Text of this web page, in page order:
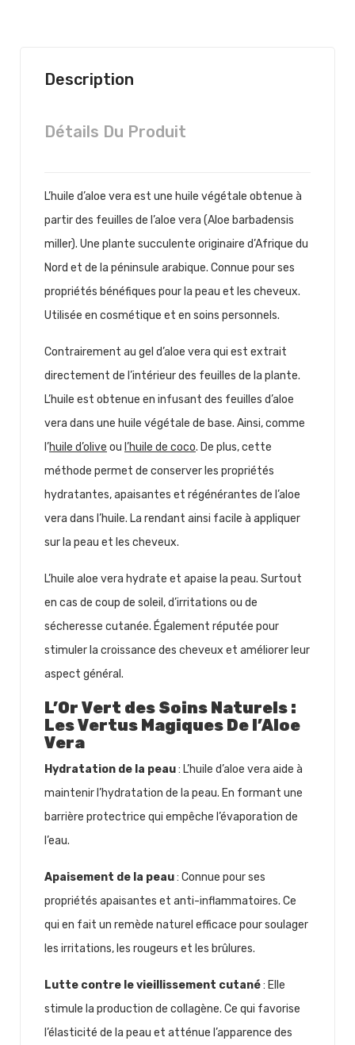
Description
Détails Du Produit
L’huile d’aloe vera est une huile végétale obtenue à
partir des feuilles de l’aloe vera (Aloe barbadensis
miller). Une plante succulente originaire d’Afrique du
Nord et de la péninsule arabique. Connue pour ses
propriétés bénéfiques pour la peau et les cheveux.
Utilisée en cosmétique et en soins personnels.
Contrairement au gel d’aloe vera qui est extrait
directement de l’intérieur des feuilles de la plante.
L’huile est obtenue en infusant des feuilles d’aloe
vera dans une huile végétale de base. Ainsi, comme
l’huile d’olive ou l’huile de coco. De plus, cette
méthode permet de conserver les propriétés
hydratantes, apaisantes et régénérantes de l’aloe
vera dans l’huile. La rendant ainsi facile à appliquer
sur la peau et les cheveux.
L’huile aloe vera hydrate et apaise la peau. Surtout
en cas de coup de soleil, d’irritations ou de
sécheresse cutanée. Également réputée pour
stimuler la croissance des cheveux et améliorer leur
aspect général.
L’Or Vert des Soins Naturels :
Les Vertus Magiques De l’Aloe
Vera
Hydratation de la peau: L’huile d’aloe vera aide à
maintenir l’hydratation de la peau. En formant une
barrière protectrice qui empêche l’évaporation de
l’eau.
Apaisement de la peau: Connue pour ses
propriétés apaisantes et anti-inflammatoires. Ce
qui en fait un remède naturel efficace pour soulager
les irritations, les rougeurs et les brûlures.
Lutte contre le vieillissement cutané: Elle
stimule la production de collagène. Ce qui favorise
l’élasticité de la peau et atténue l’apparence des